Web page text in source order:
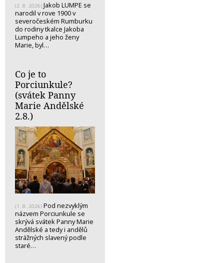
(2. 8. 2026) Jakob LUMPE se
narodil v rove 1900 v
severočeském Rumburku
do rodiny tkalce Jakoba
Lumpeho a jeho ženy
Marie, byl…
Co je to
Porciunkule?
(svátek Panny
Marie Andělské
2.8.)
(1. 8. 2026) Pod nezvyklým
názvem Porciunkule se
skrývá svátek Panny Marie
Andělské a tedy i andělů
strážných slavený podle
staré…